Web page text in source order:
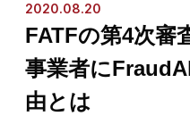
2020.08.20
FATFの第4次
事業者に
由とは